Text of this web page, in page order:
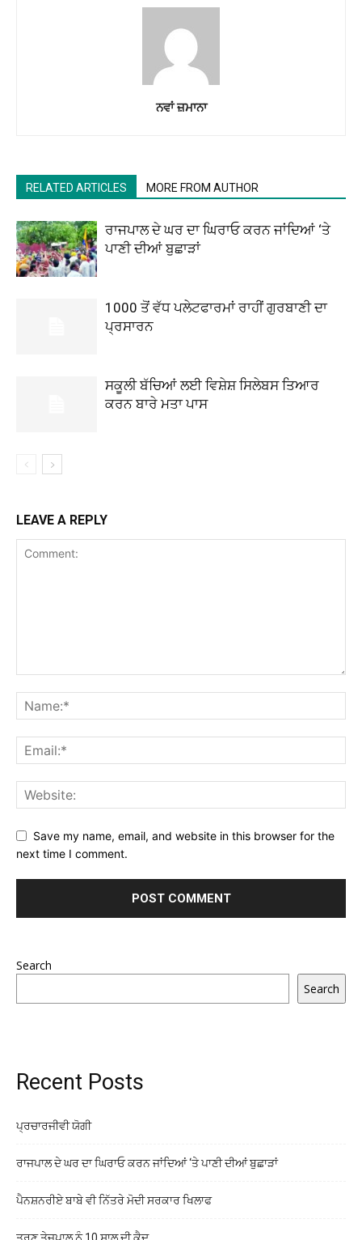
ਨਵਾਂ ਜ਼ਮਾਨਾ
RELATED ARTICLES MORE FROM AUTHOR
ਰਾਜਪਾਲ ਦੇ ਘਰ ਦਾ ਘਿਰਾਓ ਕਰਨ ਜਾਂਦਿਆਂ ‘ਤੇ
ਪਾਣੀ ਦੀਆਂ ਬੁਛਾੜਾਂ
1000 ਤੋਂ ਵੱਧ ਪਲੇਟਫਾਰਮਾਂ ਰਾਹੀਂ ਗੁਰਬਾਣੀ ਦਾ
ਪ੍ਰਸਾਰਨ
ਸਕੂਲੀ ਬੱਚਿਆਂ ਲਈ ਵਿਸ਼ੇਸ਼ ਸਿਲੇਬਸ ਤਿਆਰ
ਕਰਨ ਬਾਰੇ ਮਤਾ ਪਾਸ
LEAVE A REPLY
Save my name, email, and website in this browser for the
next time I comment.
Search
Search
Recent Posts
ਪ੍ਰਚਾਰਜੀਵੀ ਯੋਗੀ
ਰਾਜਪਾਲ ਦੇ ਘਰ ਦਾ ਘਿਰਾਓ ਕਰਨ ਜਾਂਦਿਆਂ ‘ਤੇ ਪਾਣੀ ਦੀਆਂ ਬੁਛਾੜਾਂ
ਪੈਨਸ਼ਨਰੀਏ ਬਾਬੇ ਵੀ ਨਿੱਤਰੇ ਮੋਦੀ ਸਰਕਾਰ ਖਿਲਾਫ